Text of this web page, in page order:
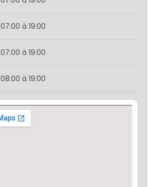
07:00 à 19:00
07:00 à 19:00
08:00 à 19:00